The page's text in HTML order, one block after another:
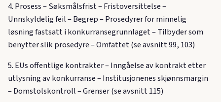
4. Prosess – Søksmålsfrist – Fristoversittelse –
Unnskyldelig feil – Begrep – Prosedyrer for minnelig
løsning fastsatt i konkurransegrunnlaget – Tilbyder som
benytter slik prosedyre – Omfattet (se avsnitt 99, 103)
5. EUs offentlige kontrakter – Inngåelse av kontrakt etter
utlysning av konkurranse – Institusjonenes skjønnsmargin
– Domstolskontroll – Grenser (se avsnitt 115)